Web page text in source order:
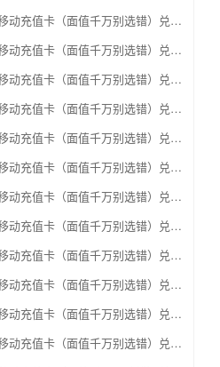
移动充值卡（面值千万别选错）兑换联通积分Q币
移动充值卡（面值千万别选错）兑换完美一卡通
移动充值卡（面值千万别选错）兑换久游一卡通
移动充值卡（面值千万别选错）兑换搜狐一卡通
移动充值卡（面值千万别选错）兑换中国区苹果充值卡
移动充值卡（面值千万别选错）兑换账号内Q币寄售（维护中）
移动充值卡（面值千万别选错）兑换唯品会礼品卡(唯品卡)
移动充值卡（面值千万别选错）兑换万商卡
移动充值卡（面值千万别选错）兑换飞银彩虹卡
移动充值卡（面值千万别选错）兑换天猫超市卡/享淘卡
移动充值卡（面值千万别选错）兑换万里通积分卡
移动充值卡（面值千万别选错）兑换壹钱包(壹卡会)